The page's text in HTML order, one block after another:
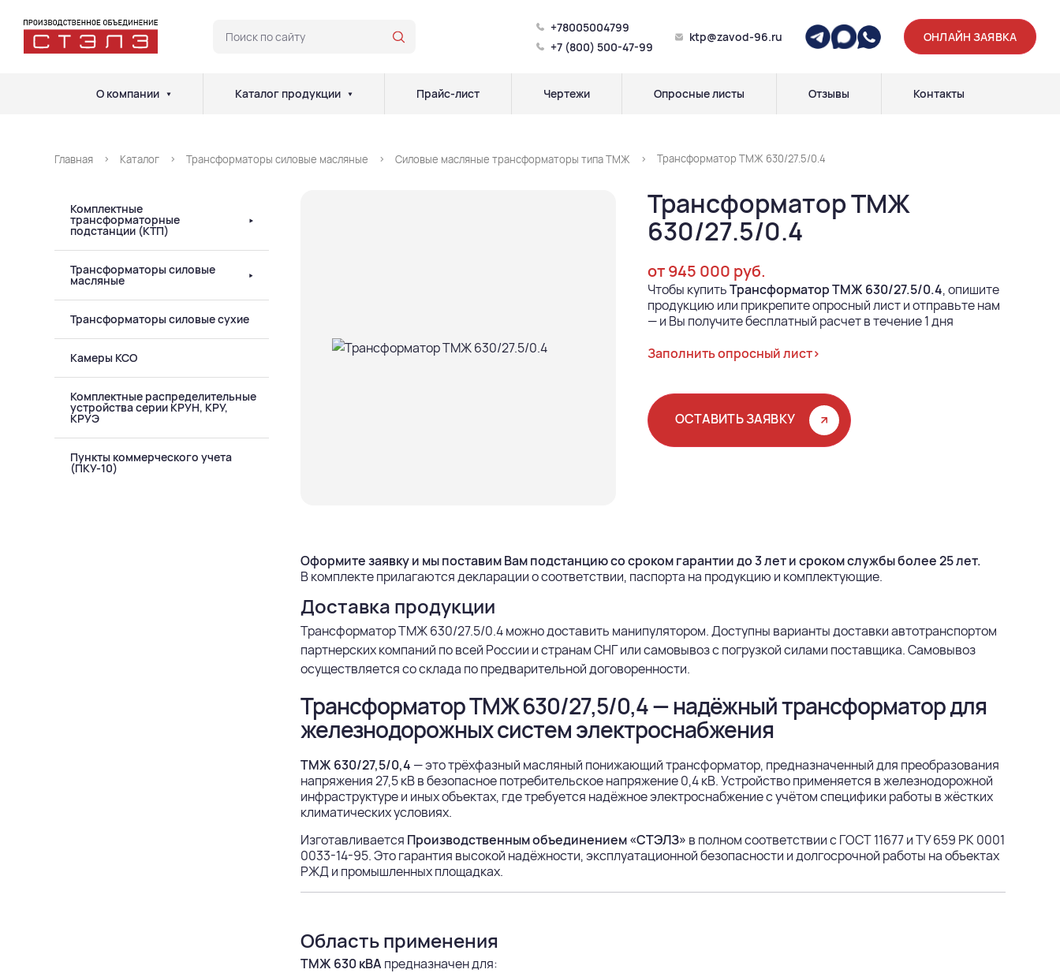
+78005004799
+7 (800) 500-47-99
ktp@zavod-96.ru ОНЛАЙН ЗАЯВКА
О компании Каталог продукции Прайс-лист Чертежи Опросные листы Отзывы Контакты
Главная Каталог Трансформаторы силовые масляные Силовые масляные трансформаторы типа ТМЖ Трансформатор ТМЖ 630/27.5/0.4
Комплектные
трансформаторные
подстанции (КТП)
Трансформаторы силовые
масляные
Трансформаторы силовые сухие
Камеры КСО
Комплектные распределительные
устройства серии КРУН, КРУ,
КРУЭ
Пункты коммерческого учета
(ПКУ-10)
Трансформатор ТМЖ
630/27.5/0.4
от 945 000 руб.
Чтобы купитьТрансформатор ТМЖ 630/27.5/0.4, опишите
продукцию или прикрепите опросный лист и отправьте нам
— и Вы получите бесплатный расчет в течение 1 дня
Заполнить опросный лист>
ОСТАВИТЬ ЗАЯВКУ
Оформите заявку и мы поставим Вам подстанцию со сроком гарантии до 3 лет и сроком службы более 25 лет.
В комплекте прилагаются декларации о соответствии, паспорта на продукцию и комплектующие.
Доставка продукции
Трансформатор ТМЖ 630/27.5/0.4 можно доставить манипулятором. Доступны варианты доставки автотранспортом
партнерских компаний по всей России и странам СНГ или самовывоз с погрузкой силами поставщика. Самовывоз
осуществляется со склада по предварительной договоренности.
Трансформатор ТМЖ 630/27,5/0,4 — надёжный трансформатор для
железнодорожных систем электроснабжения
ТМЖ 630/27,5/0,4 — это трёхфазный масляный понижающий трансформатор, предназначенный для преобразования
напряжения 27,5 кВ в безопасное потребительское напряжение 0,4 кВ. Устройство применяется в железнодорожной
инфраструктуре и иных объектах, где требуется надёжное электроснабжение с учётом специфики работы в жёстких
климатических условиях.
Изготавливается Производственным объединением «СТЭЛЗ» в полном соответствии с ГОСТ 11677 и ТУ 659 РК 0001
0033-14-95. Это гарантия высокой надёжности, эксплуатационной безопасности и долгосрочной работы на объектах
РЖД и промышленных площадках.
Область применения
ТМЖ 630 кВА предназначен для: